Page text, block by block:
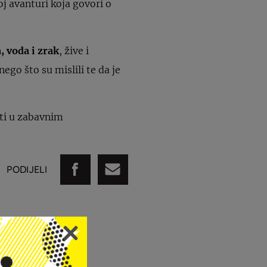
avanturi koja govori o
voda i zrak, žive i
što su mislili te da je
u zabavnim
PODIJELI